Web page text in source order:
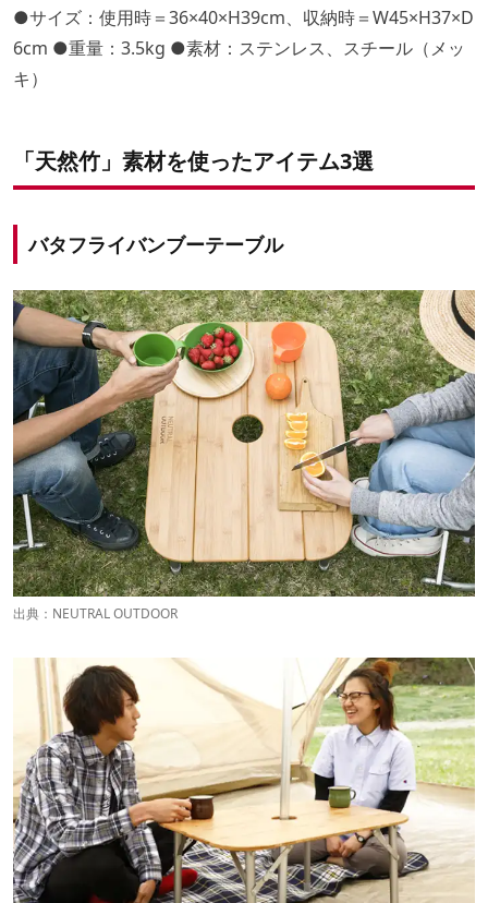
●サイズ：使用時＝36×40×H39cm、収納時＝W45×H37×D
6cm ●重量：3.5kg ●素材：ステンレス、スチール（メッ
キ）
「天然竹」素材を使ったアイテム3選
バタフライバンブーテーブル
出典： NEUTRAL OUTDOOR